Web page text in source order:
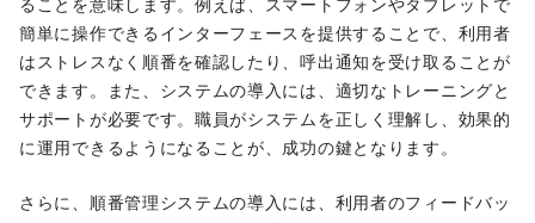
ることを意味します。例えば、スマートフォンやタブレットで
簡単に操作できるインターフェースを提供することで、利用者
はストレスなく順番を確認したり、呼出通知を受け取ることが
できます。また、システムの導入には、適切なトレーニングと
サポートが必要です。職員がシステムを正しく理解し、効果的
に運用できるようになることが、成功の鍵となります。
さらに、順番管理システムの導入には、利用者のフィードバッ